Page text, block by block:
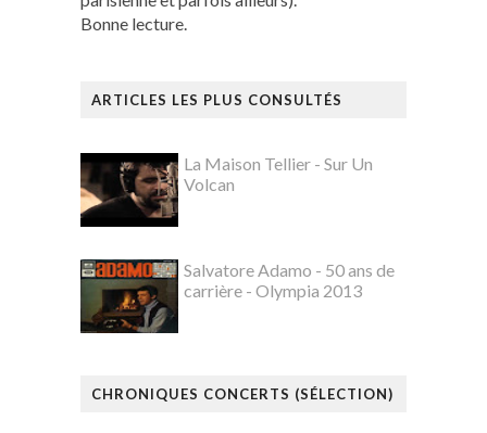
Bonne lecture.
ARTICLES LES PLUS CONSULTÉS
La Maison Tellier - Sur Un
Volcan
Salvatore Adamo - 50 ans de
carrière - Olympia 2013
CHRONIQUES CONCERTS (SÉLECTION)